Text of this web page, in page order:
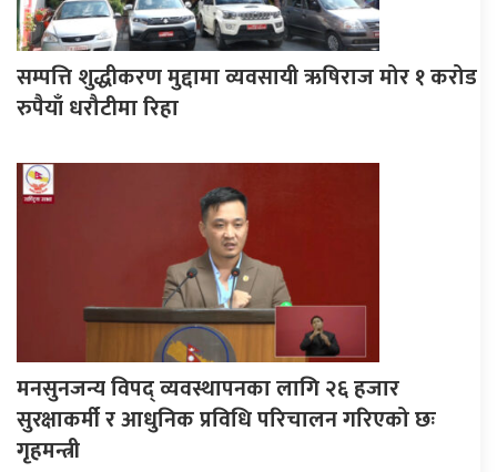
सम्पत्ति शुद्धीकरण मुद्दामा व्यवसायी ऋषिराज मोर १ करोड
रुपैयाँ धरौटीमा रिहा
मनसुनजन्य विपद् व्यवस्थापनका लागि २६ हजार
सुरक्षाकर्मी र आधुनिक प्रविधि परिचालन गरिएको छः
गृहमन्त्री